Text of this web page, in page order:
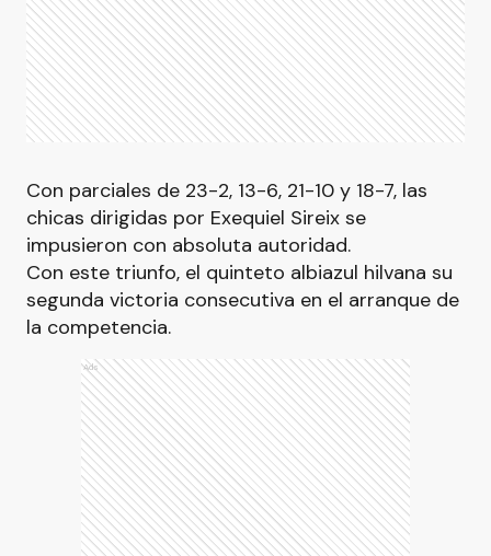
Con parciales de 23-2, 13-6, 21-10 y 18-7, las
chicas dirigidas por Exequiel Sireix se
impusieron con absoluta autoridad.
Con este triunfo, el quinteto albiazul hilvana su
segunda victoria consecutiva en el arranque de
la competencia.
Ads